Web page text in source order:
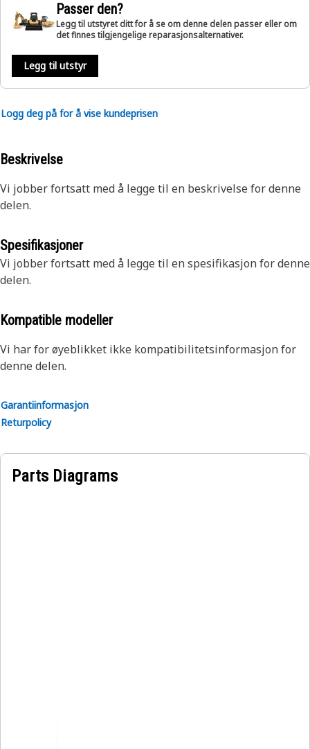
Passer den?
Legg til utstyret ditt for å se om denne delen passer eller om
det finnes tilgjengelige reparasjonsalternativer.
Legg til utstyr
Logg deg på for å vise kundeprisen
Beskrivelse
Vi jobber fortsatt med å legge til en beskrivelse for denne
delen.
Spesifikasjoner
Vi jobber fortsatt med å legge til en spesifikasjon for denne
delen.
Kompatible modeller
Vi har for øyeblikket ikke kompatibilitetsinformasjon for
denne delen.
Garantiinformasjon
Returpolicy
Parts Diagrams